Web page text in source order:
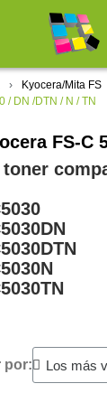
Kyocera/Mita FS
/ DN /DTN / N / TN
FS-C
por: